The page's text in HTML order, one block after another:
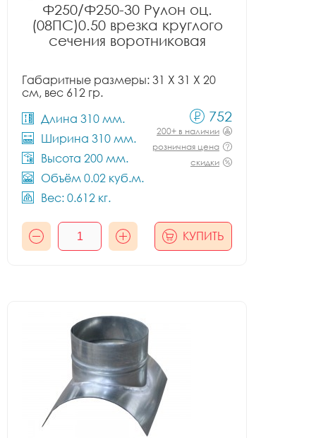
Ф250/Ф250-30 Рулон оц.
(08ПС)0.50 врезка круглого
сечения воротниковая
Габаритные размеры: 31 X 31 X 20
см, вес 612 гр.
Длина 310 мм.
Ширина 310 мм.
Высота 200 мм.
Объём 0.02 куб.м.
Вес: 0.612 кг.
752
200+ в наличии
розничная цена
скидки
КУПИТЬ